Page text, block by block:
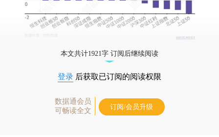
本文共计1921字 订阅后继续阅读
登录 后获取已订阅的阅读权限
数据通会员
可畅读全文
订阅/会员升级